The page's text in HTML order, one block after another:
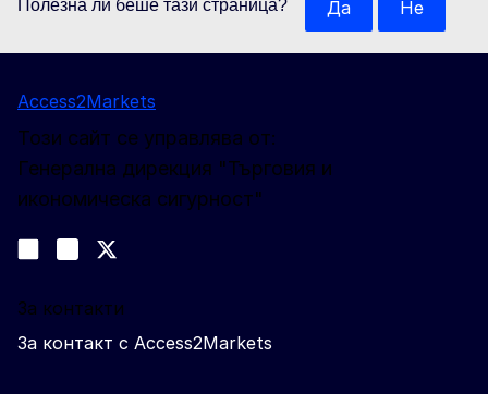
Полезна ли беше тази страница? Да Не
Access2Markets
Този сайт се управлява от:
Генерална дирекция "Търговия и
икономическа сигурност"
Join us on LinkedIn
Trade-Off podcast
За контакти
За контакт с Access2Markets